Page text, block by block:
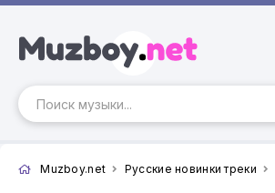
Muzboy.net Русские новинки треки